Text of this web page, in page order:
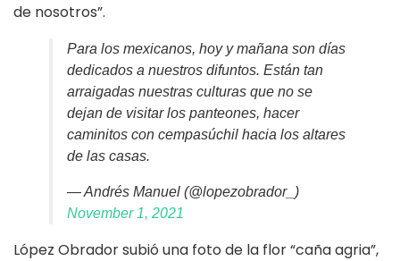
de nosotros”.
Para los mexicanos, hoy y mañana son días
dedicados a nuestros difuntos. Están tan
arraigadas nuestras culturas que no se
dejan de visitar los panteones, hacer
caminitos con cempasúchil hacia los altares
de las casas.
— Andrés Manuel (@lopezobrador_)
November 1, 2021
López Obrador subió una foto de la flor “caña agria”,